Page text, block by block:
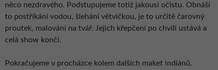
něco nezdravého. Podstupujeme totiž jakousi očistu. Obnáší
to postříkání vodou, šlehání větvičkou, je to určitě čarovný
proutek, malování na tvář. Jejich křepčení po chvíli ustává a
celá show končí.
Pokračujeme v procházce kolem dalších maket indiánů.